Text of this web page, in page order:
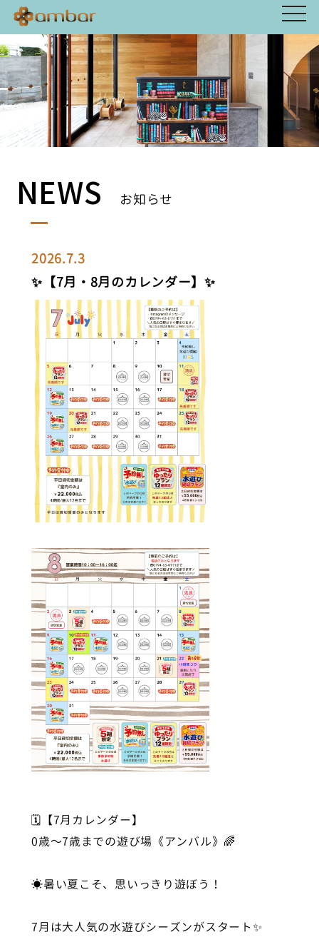
NEWS お知らせ
2026.7.3
✨【7月・8月のカレンダー】✨
🗓️【7月カレンダー】
0歳〜7歳までの遊び場《アンバル》🌈
☀️暑い夏こそ、思いっきり遊ぼう！
7月は大人気の水遊びシーズンがスタート✨